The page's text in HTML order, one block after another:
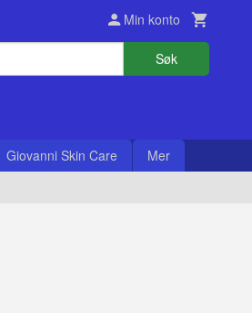
Min konto
Søk
Giovanni Skin Care Mer